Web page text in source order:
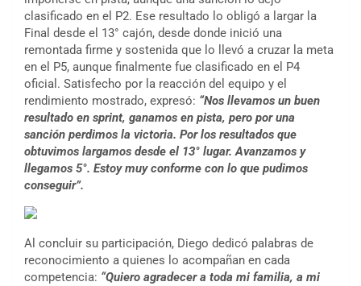
clasificado en el P2. Ese resultado lo obligó a largar la
Final desde el 13° cajón, desde donde inició una
remontada firme y sostenida que lo llevó a cruzar la meta
en el P5, aunque finalmente fue clasificado en el P4
oficial. Satisfecho por la reacción del equipo y el
rendimiento mostrado, expresó: “Nos llevamos un buen
resultado en sprint, ganamos en pista, pero por una
sanción perdimos la victoria. Por los resultados que
obtuvimos largamos desde el 13° lugar. Avanzamos y
llegamos 5°. Estoy muy conforme con lo que pudimos
conseguir”.
Al concluir su participación, Diego dedicó palabras de
reconocimiento a quienes lo acompañan en cada
competencia: “Quiero agradecer a toda mi familia, a mi